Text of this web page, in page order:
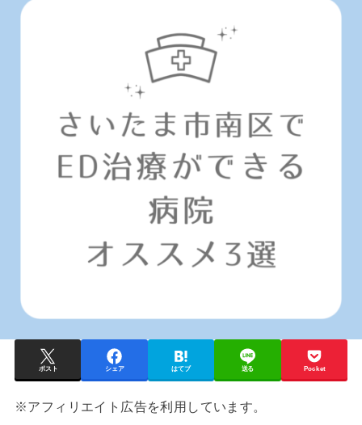
ポスト シェア はてブ 送る Pocket
※アフィリエイト広告を利用しています。